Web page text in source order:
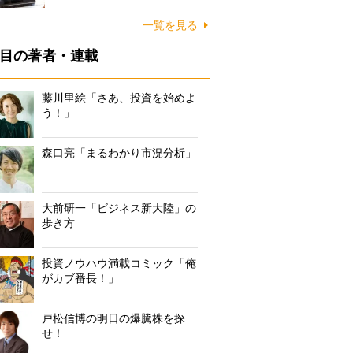
一覧を見る
の著者・連載
藤川里絵「さあ、投資を始めよ
う！」
森口亮「まるわかり市況分析」
大前研一「ビジネス新大陸」の
歩き方
投資ノウハウ満載コミック「俺
がカブ番長！」
戸松信博の明日の爆騰株を探
せ！